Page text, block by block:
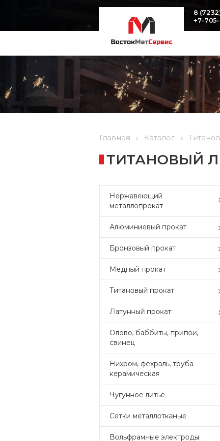
8
+7-
Главная Каталог
ТИТАНОВЫЙ
Нержавеющий
металлопрокат
Алюминиевый прокат
Бронзовый прокат
Медный прокат
Титановый прокат
Латунный прокат
Олово, баббиты, припои,
свинец
Нихром, фехраль, труба
керамическая
Чугунное литье
Сетки металлотканые
Вольфрамные электроды